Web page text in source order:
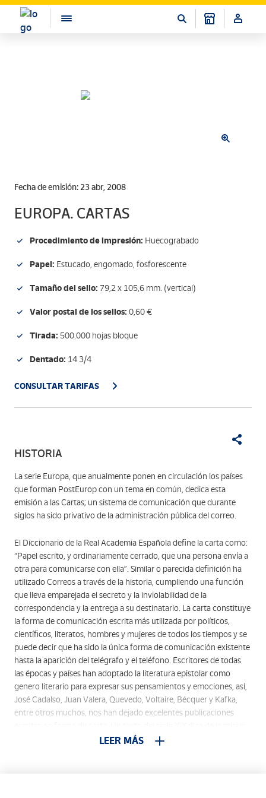
Fecha de emisión: 23 abr, 2008
EUROPA. CARTAS
Procedimiento de impresión: Huecograbado
Papel: Estucado, engomado, fosforescente
Tamaño del sello: 79,2 x 105,6 mm. (vertical)
Valor postal de los sellos: 0,60 €
Tirada: 500.000 hojas bloque
Dentado: 14 3/4
CONSULTAR TARIFAS
HISTORIA
La serie Europa, que anualmente ponen en circulación los países
que forman PostEurop con un tema en común, dedica esta
emisión a las Cartas; un sistema de comunicación que durante
siglos ha sido privativo de la administración pública del correo.
El Diccionario de la Real Academia Española define la carta como:
“Papel escrito, y ordinariamente cerrado, que una persona envía a
otra para comunicarse con ella”. Similar o parecida definición ha
utilizado Correos a través de la historia, cumpliendo una función
que lleva emparejada el secreto y la inviolabilidad de la
correspondencia y la entrega a su destinatario. La carta constituye
la forma de comunicación escrita más utilizada por políticos,
científicos, literatos, hombres y mujeres de todos los tiempos y se
puede decir que ha sido la única forma de comunicación existente
hasta la aparición del telégrafo y el teléfono. Escritores de todas
las épocas y países han adoptado la literatura epistolar como
genero literario para expresar sus pensamientos y emociones, así,
José Cadalso, Juan Valera, Quevedo, Voltaire, Bécquer y Kafka,
entre otros muchos, nos han dejado excelentes publicaciones
“es el consuelo de la vida para toda las clases de la sociedad; la
LEER MÁS